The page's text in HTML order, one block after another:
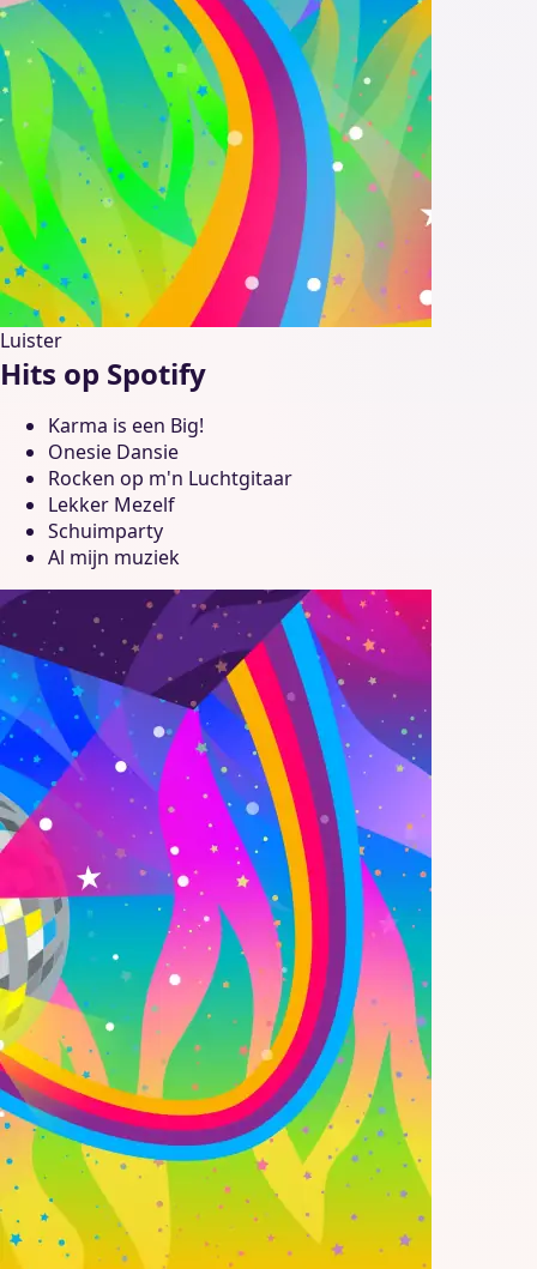
Luister
Hits op Spotify
Karma is een Big!
Onesie Dansie
Rocken op m'n Luchtgitaar
Lekker Mezelf
Schuimparty
Al mijn muziek